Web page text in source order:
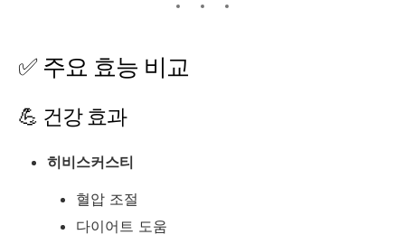
✅ 주요 효능 비교
💪 건강 효과
히비스커스티
혈압 조절
다이어트 도움